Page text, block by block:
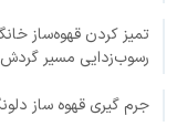
تمیز کردن قهوه‌ساز
رسوب‌زدایی مسیر
جرم گیری قهوه ساز